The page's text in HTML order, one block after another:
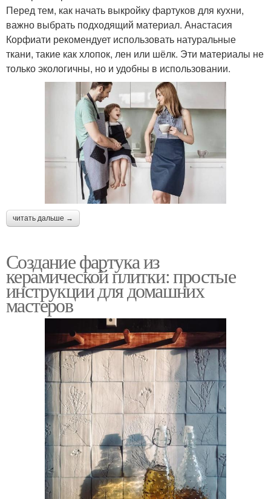
Перед тем, как начать выкройку фартуков для кухни,
важно выбрать подходящий материал. Анастасия
Корфиати рекомендует использовать натуральные
ткани, такие как хлопок, лен или шёлк. Эти материалы не
только экологичны, но и удобны в использовании.
читать дальше →
Создание фартука из
керамической плитки: простые
инструкции для домашних
мастеров